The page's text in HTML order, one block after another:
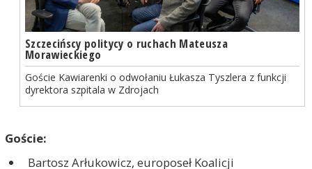
Szczecińscy politycy o ruchach Mateusza
Morawieckiego
Goście Kawiarenki o odwołaniu Łukasza Tyszlera z funkcji
dyrektora szpitala w Zdrojach
Goście:
Bartosz Arłukowicz, europoseł Koalicji